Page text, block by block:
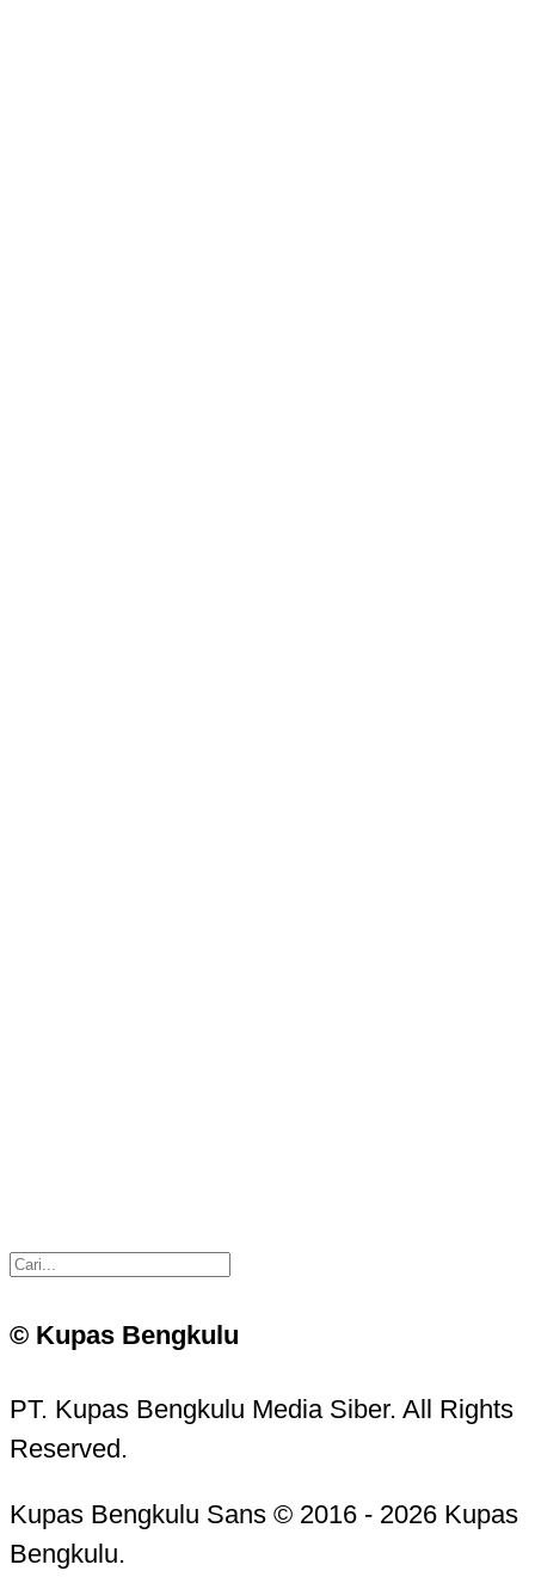
© Kupas Bengkulu
PT. Kupas Bengkulu Media Siber. All Rights
Reserved.
Kupas Bengkulu Sans © 2016 - 2026 Kupas
Bengkulu.